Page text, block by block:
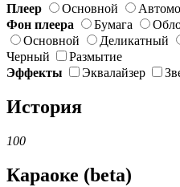
Плеер
Основной
Фон плеера
Бумага
Основной
Деликатный
Черный
Размытие
Эффекты
Эквалайзер
История
100
Караоке (beta)